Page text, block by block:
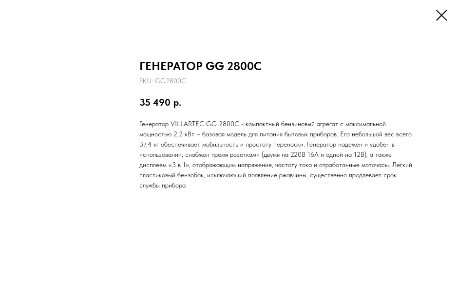
ГЕНЕРАТОР GG 2800C
SKU: GG2800C
35 490 р.
Генератор VILLARTEC GG 2800C - компактный бензиновый агрегат с максимальной
мощностью 2,2 кВт – базовая модель для питания бытовых приборов. Его небольшой вес всего
37,4 кг обеспечивает мобильность и простоту переноски. Генератор надежен и удобен в
использовании, снабжен тремя розетками (двумя на 220В 16А и одной на 12В), а также
дисплеем «3 в 1», отображающим напряжение, частоту тока и отработанные моточасы. Легкий
пластиковый бензобак, исключающий появление ржавчины, существенно продлевает срок
службы прибора